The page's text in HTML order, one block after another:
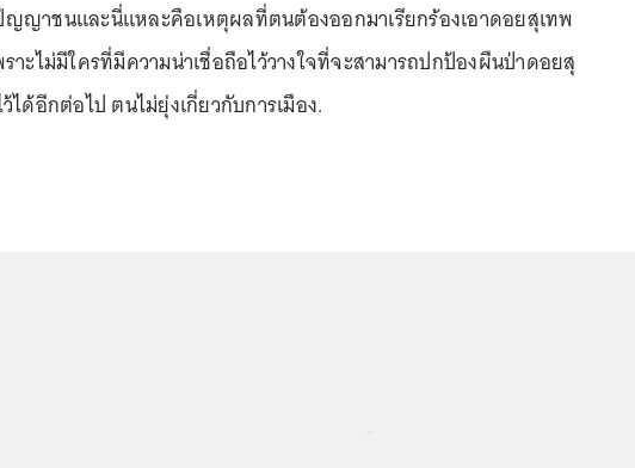
ญาชนและนี่แหละคือเหตุผลที่ตนต้องออกมาเรียกร้องเอาดอยสุเทพ
าะไม่มีใครที่มีความน่าเชื่อถือไว้วางใจที่จะสามารถปกป้องผืนป่าดอยสุ
ว้ได้อีกต่อไป ตนไม่ยุ่งเกี่ยวกับการเมือง.